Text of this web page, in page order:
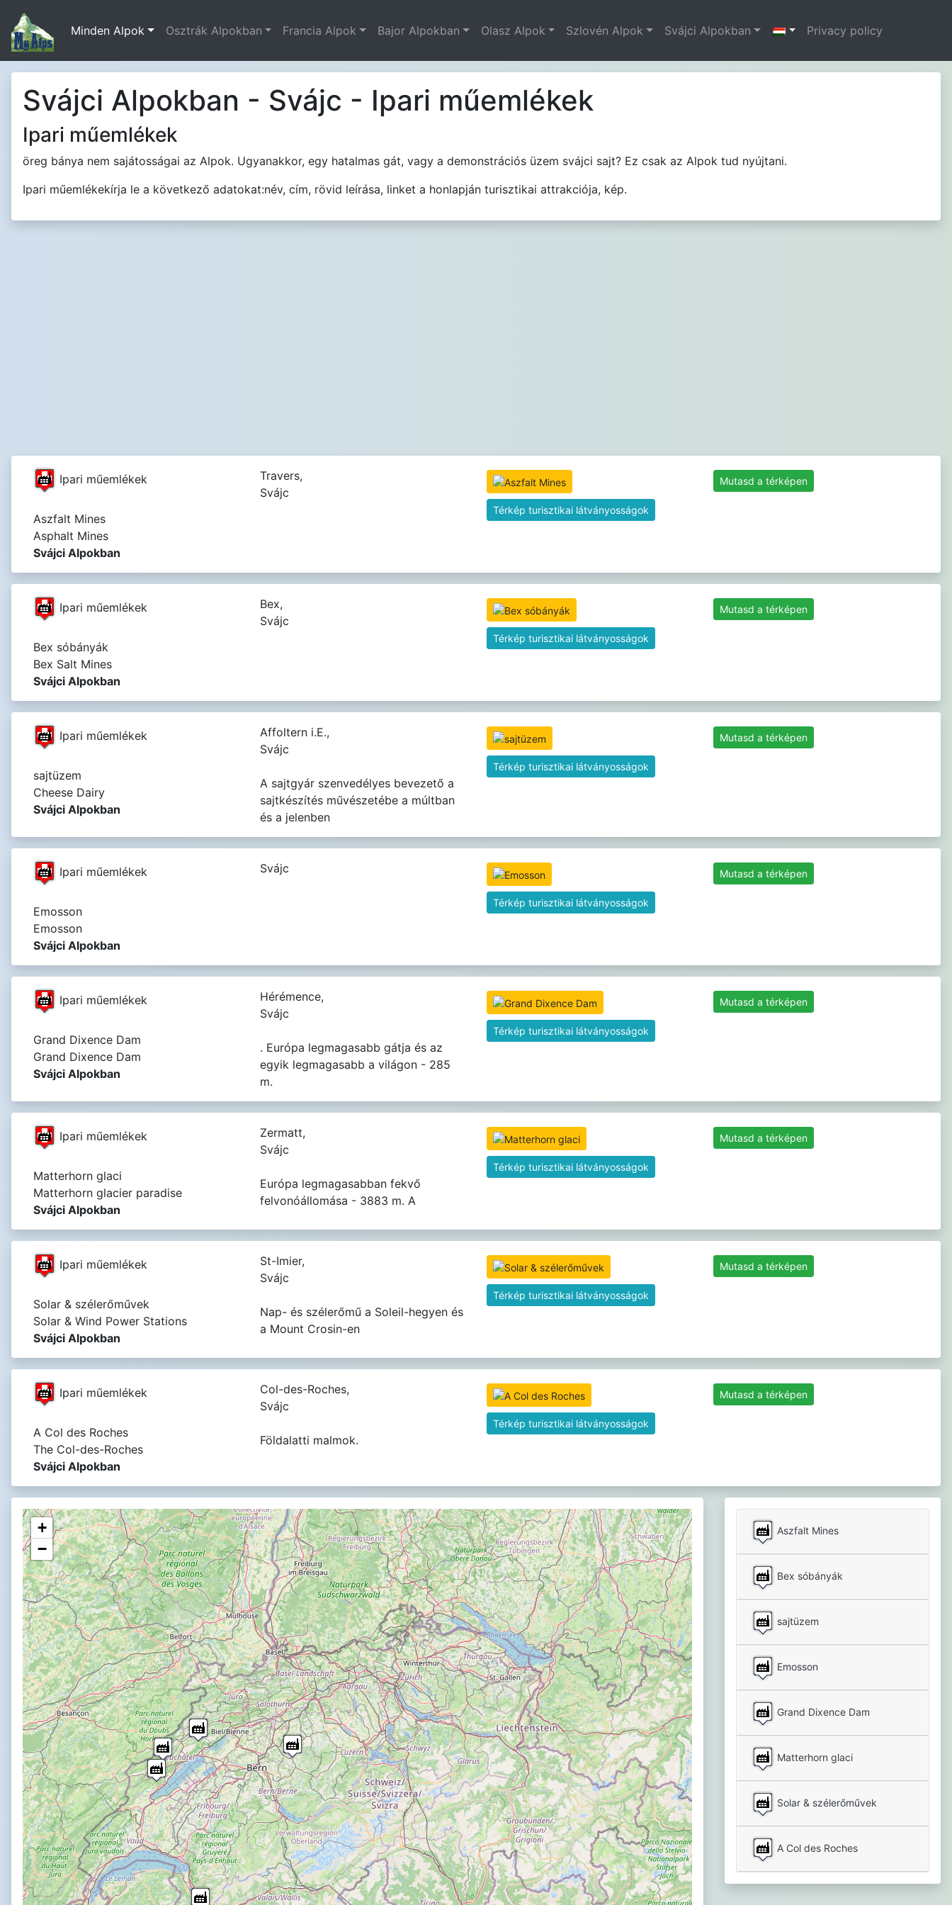
Minden Alpok Osztrák Alpokban Francia Alpok Bajor Alpokban Olasz Alpok Szlovén Alpok Svájci Alpokban Privacy policy
Svájci Alpokban - Svájc - Ipari műemlékek
Ipari műemlékek
öreg bánya nem sajátosságai az Alpok. Ugyanakkor, egy hatalmas gát, vagy a demonstrációs üzem svájci sajt? Ez csak az Alpok tud nyújtani.
Ipari műemlékekírja le a következő adatokat:név, cím, rövid leírása, linket a honlapján turisztikai attrakciója, kép.
Ipari műemlékek
Aszfalt Mines
Asphalt Mines
Svájci Alpokban
Travers,
Svájc
Térkép turisztikai látványosságok
Mutasd a térképen
Ipari műemlékek
Bex sóbányák
Bex Salt Mines
Svájci Alpokban
Bex,
Svájc
Térkép turisztikai látványosságok
Mutasd a térképen
Ipari műemlékek
sajtüzem
Cheese Dairy
Svájci Alpokban
Affoltern i.E.,
Svájc
A sajtgyár szenvedélyes bevezető a
sajtkészítés művészetébe a múltban
és a jelenben
Térkép turisztikai látványosságok
Mutasd a térképen
Ipari műemlékek
Emosson
Emosson
Svájci Alpokban
Svájc
Térkép turisztikai látványosságok
Mutasd a térképen
Ipari műemlékek
Grand Dixence Dam
Grand Dixence Dam
Svájci Alpokban
Hérémence,
Svájc
. Európa legmagasabb gátja és az
egyik legmagasabb a világon - 285
m.
Térkép turisztikai látványosságok
Mutasd a térképen
Ipari műemlékek
Matterhorn glaci
Matterhorn glacier paradise
Svájci Alpokban
Zermatt,
Svájc
Európa legmagasabban fekvő
felvonóállomása - 3883 m. A
Térkép turisztikai látványosságok
Mutasd a térképen
Ipari műemlékek
Solar & szélerőművek
Solar & Wind Power Stations
Svájci Alpokban
St-Imier,
Svájc
Nap- és szélerőmű a Soleil-hegyen és
a Mount Crosin-en
Térkép turisztikai látványosságok
Mutasd a térképen
Ipari műemlékek
A Col des Roches
The Col-des-Roches
Svájci Alpokban
Col-des-Roches,
Svájc
Földalatti malmok.
Térkép turisztikai látványosságok
Mutasd a térképen
+
−
Aszfalt Mines
Bex sóbányák
sajtüzem
Emosson
Grand Dixence Dam
Matterhorn glaci
Solar & szélerőművek
A Col des Roches